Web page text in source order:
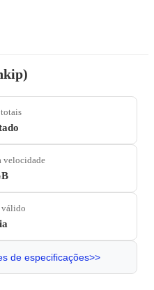
velocidade
válido
de especificações>>